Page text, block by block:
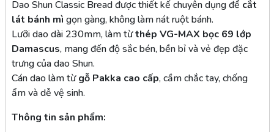
Dao Shun Classic Bread được thiết kế chuyên dụng để cắt
lát bánh mì gọn gàng, không làm nát ruột bánh.
Lưỡi dao dài 230mm, làm từthép VG-MAX bọc 69 lớp
Damascus, mang đến độ sắc bén, bền bỉ và vẻ đẹp đặc
trưng của dao Shun.
Cán dao làm từgỗ Pakka cao cấp, cầm chắc tay, chống
ẩm và dễ vệ sinh.
Thông tin sản phẩm: